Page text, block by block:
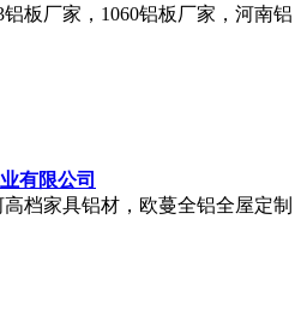
铝板厂家，1060铝板厂家，河南铝
有限公司
高档家具铝材，欧蔓全铝全屋定制